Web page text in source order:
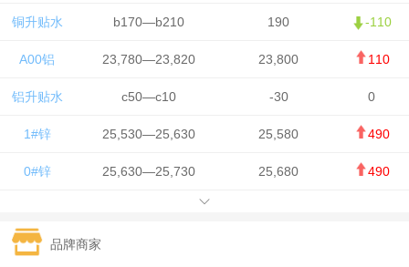
铜升贴水 b170—b210 190 -110
A00铝 23,780—23,820 23,800 110
铝升贴水 c50—c10 -30 0
1#锌 25,530—25,630 25,580 490
0#锌 25,630—25,730 25,680 490
1#锡 434,750—436,750
品牌商家